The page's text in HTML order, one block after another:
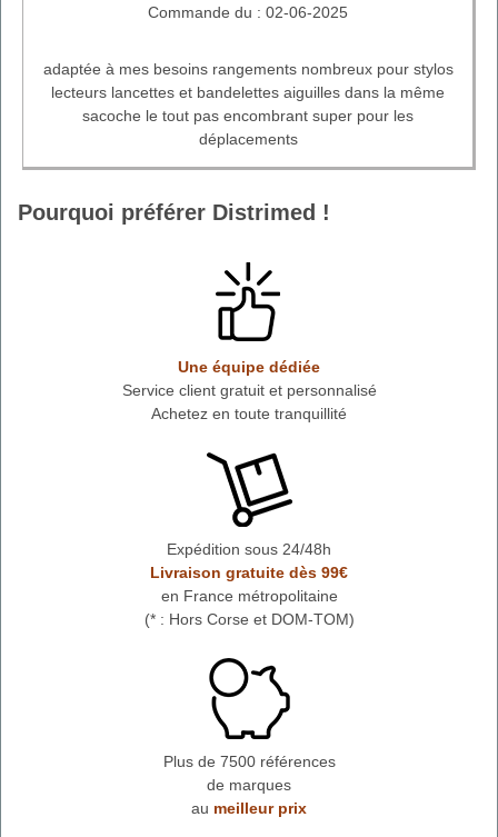
Commande du : 02-06-2025
adaptée à mes besoins rangements nombreux pour stylos
lecteurs lancettes et bandelettes aiguilles dans la même
sacoche le tout pas encombrant super pour les
déplacements
Pourquoi préférer Distrimed !
Une équipe dédiée
Service client gratuit et personnalisé
Achetez en toute tranquillité
Expédition sous 24/48h
Livraison gratuite dès 99€
en France métropolitaine
(* : Hors Corse et DOM-TOM)
Plus de 7500 références
de marques
au meilleur prix